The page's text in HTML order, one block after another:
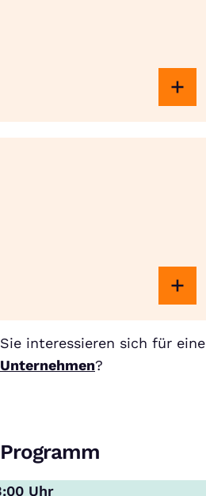
Sie interessieren sich für eine
Unternehmen?
Programm
Uhr